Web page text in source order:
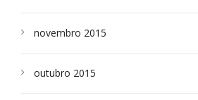
novembro 2015
outubro 2015